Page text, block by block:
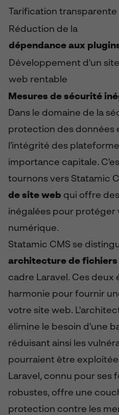
Tarification transparente
Réduction de la
dépendance aux
Développement d'un site
web rentable
Mesures de sécurité
Dans le domaine de la
protection des données
l'intégrité des
importance capitale.
tournons vers Statamic
de site web qui offre
inégalées pour protéger
numérique.
Statamic CMS se
architecture de fichiers
cadre Laravel. Ces deux
harmonie pour fournir
votre site web.
élimine le besoin d'une
réduisant ainsi les
pourraient être
Laravel, connu pour ses
robustes, offre une
protection contre les